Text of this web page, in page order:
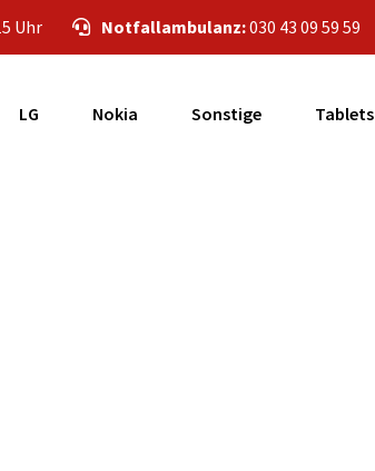
Uhr Notfallambulanz:030 43 09 59 59
LG Nokia Sonstige Tablets